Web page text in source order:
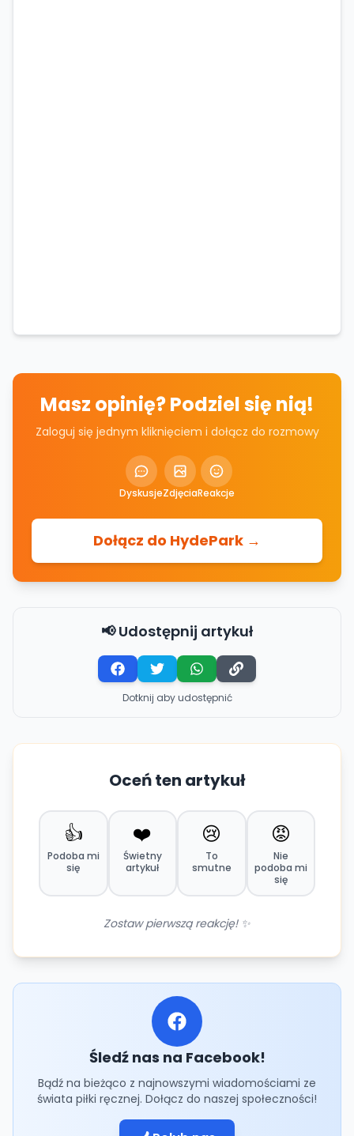
Masz opinię? Podziel się nią!
Zaloguj się jednym kliknięciem i dołącz do rozmowy
DyskusjeZdjęciaReakcje
Dołącz do HydePark →
📢 Udostępnij artykuł
Dotknij aby udostępnić
Oceń ten artykuł
👍
Podoba mi
się
❤️
Świetny
artykuł
😢
To
smutne
😡
Nie
podoba mi
się
Zostaw pierwszą reakcję! ✨
Śledź nas na Facebook!
Bądź na bieżąco z najnowszymi wiadomościami ze
świata piłki ręcznej. Dołącz do naszej społeczności!